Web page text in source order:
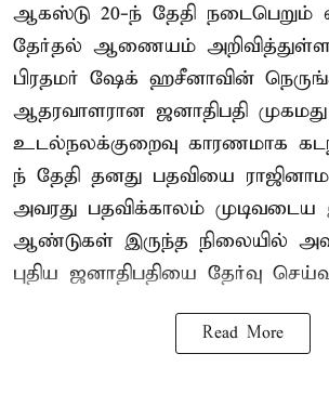
ஆகஸ்டு 20-ந் தேதி நடைபெறும்
தேர்தல் ஆணையம்
பிரதமர் ஷேக் ஹசீனாவின்
ஆதரவாளரான ஜனாதிபதி
உடல்நலக்குறைவு காரணமாக
ந் தேதி தனது பதவியை
அவரது பதவிக்காலம்
ஆண்டுகள் இருந்த நிலையில்
புதிய ஜனாதிபதியை தேர்வு
Read More